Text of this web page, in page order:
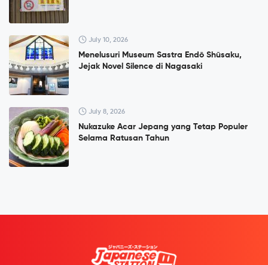
July 10, 2026
Menelusuri Museum Sastra Endō Shūsaku,
Jejak Novel Silence di Nagasaki
July 8, 2026
Nukazuke Acar Jepang yang Tetap Populer
Selama Ratusan Tahun